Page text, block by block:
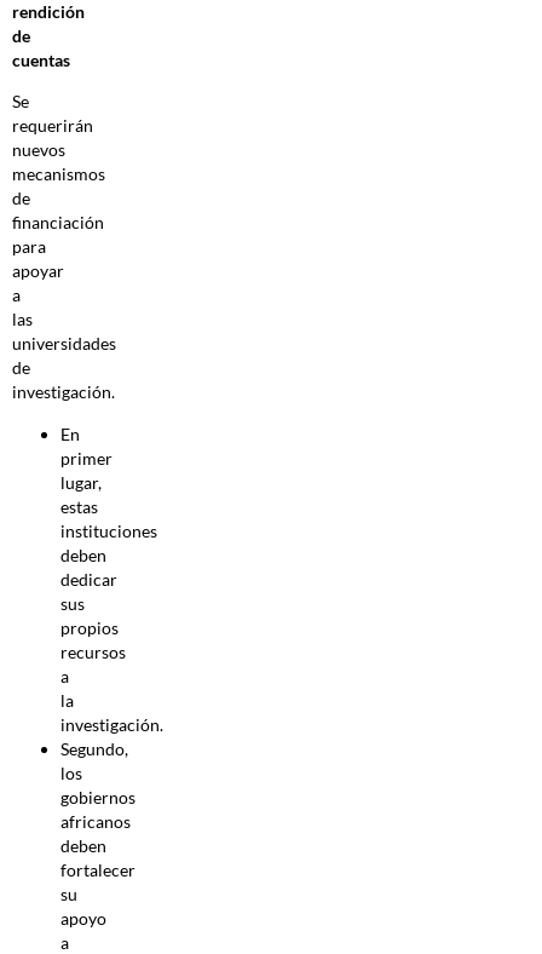
rendición
de
cuentas
Se
requerirán
nuevos
mecanismos
de
financiación
para
apoyar
a
las
universidades
de
investigación.
En
primer
lugar,
estas
instituciones
deben
dedicar
sus
propios
recursos
a
la
investigación.
Segundo,
los
gobiernos
africanos
deben
fortalecer
su
apoyo
a